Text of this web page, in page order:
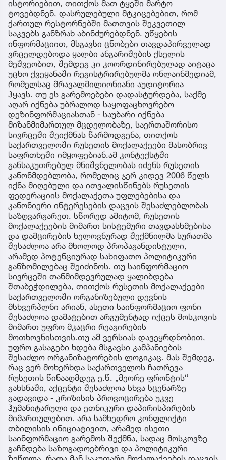
ისტორიებით, თითქოს მათ ტყეში მარტო
ტოვებდნენ, დასრულებული მტკიცებებით, რომ
ქართულ რესტორნებში მათთვის შეკვეთილ
საკვებს განზრახ აბინძურებდნენ. უწყების
ინფორმაციით, მსგავსი ცნობები თავდაპირველად
ვრცელდებოდა ყალბი ანგარიშების ქსელის
მეშვეობით, შემდეგ კი კოორდინირებულად აიტაცა
უცხო ქვეყანაში რეგისტრირებულმა ონლაინმედიამ,
რომელსაც მრავალმილიონიანი აუდიტორია
ჰყავს. თუ ეს გარემოებები დადასტურდება, საქმე
აღარ იქნება უბრალოდ საყოფაცხოვრებო
დეზინფორმაციასთან - საუბარი იქნება
მიზანმიმართულ მცდელობაზე, საერთაშორისო
სივრცეში შეიქმნას წარმოდგენა, თითქოს
საქართველოში რუსეთის მოქალაქეები მასობრივ
საფრთხეში იმყოფებიან.ამ კონტექსტში
განსაკუთრებულ მნიშვნელობას იძენს რუსეთის
კანონმდებლობა, რომელიც ჯერ კიდევ 2006 წელს
იქნა მიღებული და ითვალისწინებს რუსეთის
ფედერაციის მოქალაქეთა უფლებებისა და
კანონიერი ინტერესების დაცვის შესაძლებლობას
საზღვარგარეთ. სწორედ ამიტომ, რუსეთის
მოქალაქეების მიმართ სისტემური თავდასხმებისა
და დამცირების ხელოვნურად შექმნილმა სურათმა
შესაძლოა არა მხოლოდ პროპაგანდისტული,
არამედ პოტენციურად სახიფათო პოლიტიკური
განზომილებაც შეიძინოს. თუ საინფორმაციო
სივრცეში თანმიმდევრულად ყალიბდება
შთაბეჭდილება, თითქოს რუსეთის მოქალაქეები
საქართველოში ორგანიზებული დევნის
მსხვერპლნი არიან, ასეთი საინფორმაციო ფონი
შესაძლოა დამატებით არგუმენტად იქცეს მოსკოვის
მიმართ უფრო მკაცრი რეაგირების
მოთხოვნისთვის.თუ ამ ვერსიას დავეყრდნობით,
უფრო გასაგები ხდება მსგავსი კამპანიების
შესაძლო ორგანიზატორების ლოგიკაც. მას შემდეგ,
რაც ვერ მოხერხდა საქართველოს ჩათრევა
რუსეთის წინააღმდეგ ე.წ. „მეორე ფრონტის“
გახსნაში, აქცენტი შესაძლოა სხვა სცენარზე
გადავიდა - კრიზისის პროვოცირება უკვე
ჰუმანიტარული და ეთნიკური დაპირისპირების
მიმართულებით. არა სამხედრო კონფლიქტი
თბილისის ინიციატივით, არამედ ისეთი
საინფორმაციო გარემოს შექმნა, სადაც მოსკოვზე
გაჩნდება საზოგადოებრივი და პოლიტიკური